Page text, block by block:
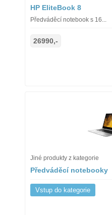
HP EliteBook 8
Předváděcí notebook s 16...
26990,-
Jiné produkty z kategorie
Předváděcí notebooky
Vstup do kategorie